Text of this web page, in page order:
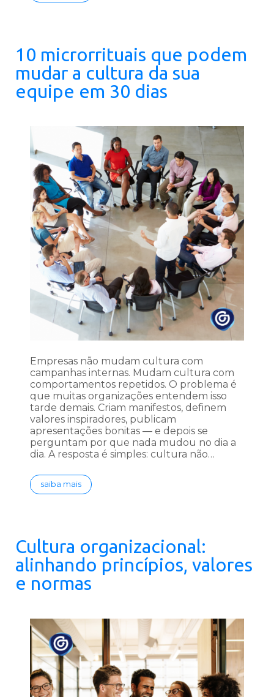
10 microrrituais que podem
mudar a cultura da sua
equipe em 30 dias
Empresas não mudam cultura com
campanhas internas. Mudam cultura com
comportamentos repetidos. O problema é
que muitas organizações entendem isso
tarde demais. Criam manifestos, definem
valores inspiradores, publicam
apresentações bonitas — e depois se
perguntam por que nada mudou no dia a
dia. A resposta é simples: cultura não…
saiba mais
Cultura organizacional:
alinhando princípios, valores
e normas